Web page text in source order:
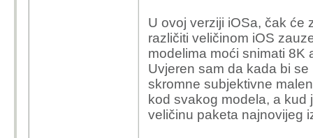
U ovoj verziji iOSa, čak će
različiti veličinom iOS
modelima moći snimati
Uvjeren sam da kada bi
skromne subjektivne
kod svakog modela, a kud
veličinu paketa najnovijeg